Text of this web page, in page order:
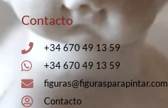
Contacto
+34 670 49 13 59
+34 670 49 13 59
figuras@figurasparapintar.com
Contacto